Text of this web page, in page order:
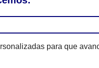
para que